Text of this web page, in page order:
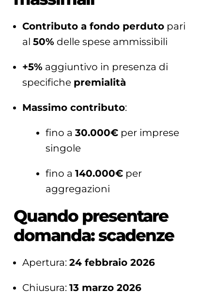
Contributo a fondo perdutopari
al 50% delle spese ammissibili
+5% aggiuntivo in presenza di
specifiche premialità
Massimo contributo:
fino a 30.000€per imprese
singole
fino a 140.000€per
aggregazioni
Quando presentare
domanda: scadenze
Apertura: 24 febbraio 2026
Chiusura: 13 marzo 2026